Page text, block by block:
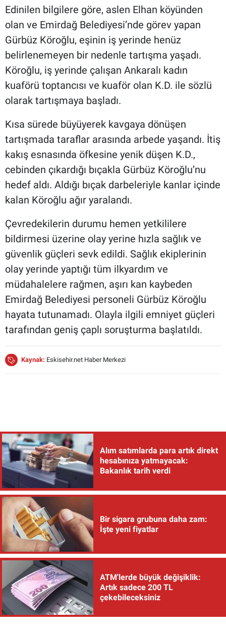
Edinilen bilgilere göre, aslen Elhan köyünden
olan ve Emirdağ Belediyesi’nde görev yapan
Gürbüz Köroğlu, eşinin iş yerinde henüz
belirlenemeyen bir nedenle tartışma yaşadı.
Köroğlu, iş yerinde çalışan Ankaralı kadın
kuaförü toptancısı ve kuaför olan K.D. ile sözlü
olarak tartışmaya başladı.
Kısa sürede büyüyerek kavgaya dönüşen
tartışmada taraflar arasında arbede yaşandı. İtiş
kakış esnasında öfkesine yenik düşen K.D.,
cebinden çıkardığı bıçakla Gürbüz Köroğlu’nu
hedef aldı. Aldığı bıçak darbeleriyle kanlar içinde
kalan Köroğlu ağır yaralandı.
Çevredekilerin durumu hemen yetkililere
bildirmesi üzerine olay yerine hızla sağlık ve
güvenlik güçleri sevk edildi. Sağlık ekiplerinin
olay yerinde yaptığı tüm ilkyardım ve
müdahalelere rağmen, aşırı kan kaybeden
Emirdağ Belediyesi personeli Gürbüz Köroğlu
hayata tutunamadı. Olayla ilgili emniyet güçleri
tarafından geniş çaplı soruşturma başlatıldı.
Kaynak: Eskisehir.net Haber Merkezi
Alım satımlarda para artık direkt
hesabınıza yatmayacak:
Bakanlık tarih verdi
Bir sigara grubuna daha zam:
İşte yeni fiyatlar
ATM'lerde büyük değişiklik:
Artık sadece 200 TL
çekebileceksiniz